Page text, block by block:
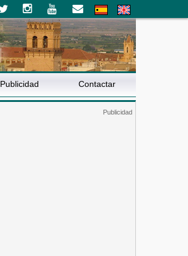
Publicidad Contactar